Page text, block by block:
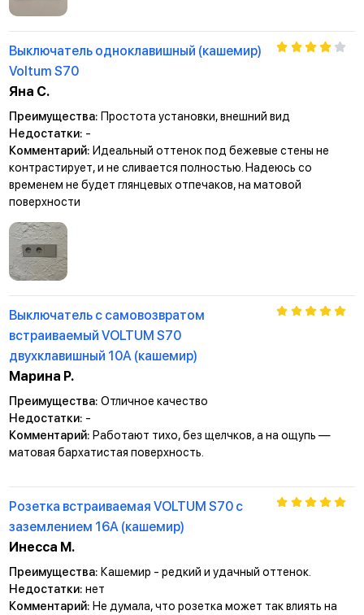
Выключатель одноклавишный (кашемир)
Voltum S70
Яна С.
Преимущества: Простота установки, внешний вид
Недостатки: -
Комментарий: Идеальный оттенок под бежевые стены не
контрастирует, и не сливается полностью. Надеюсь со
временем не будет глянцевых отпечаков, на матовой
поверхности
Выключатель с самовозвратом
встраиваемый VOLTUM S70
двухклавишный 10А (кашемир)
Марина Р.
Преимущества: Отличное качество
Недостатки: -
Комментарий: Работают тихо, без щелчков, а на ощупь —
матовая бархатистая поверхность.
Розетка встраиваемая VOLTUM S70 с
заземлением 16А (кашемир)
Инесса М.
Преимущества: Кашемир - редкий и удачный оттенок.
Недостатки: нет
Комментарий: Не думала, что розетка может так влиять на